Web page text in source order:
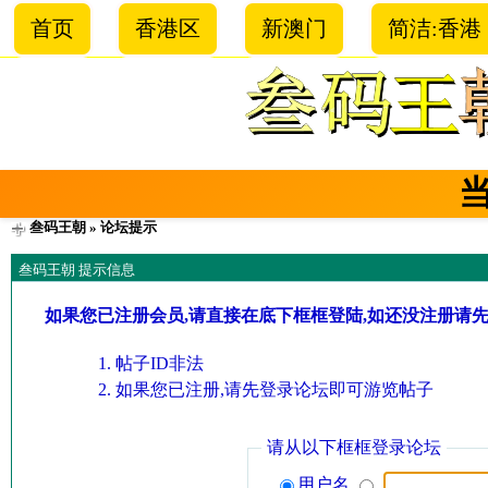
首页 香港区 新澳门 简洁:香港
叁码王朝 » 论坛提示
叁码王朝 提示信息
如果您已注册会员,请直接在底下框框登陆,如还没注册请
帖子ID非法
如果您已注册,请先登录论坛即可游览帖子
请从以下框框登录论坛
用户名